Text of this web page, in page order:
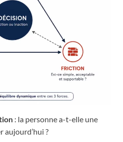
: la personne a-t-elle une
aujourd’hui ?